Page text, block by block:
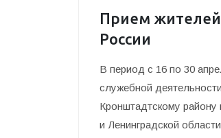
Прием
России
В период с 16 по 30
служебной
Кронштадтскому району
и Ленинградской